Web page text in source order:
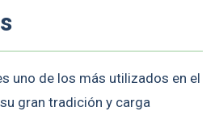
uno de los más utilizados en el
gran tradición y carga